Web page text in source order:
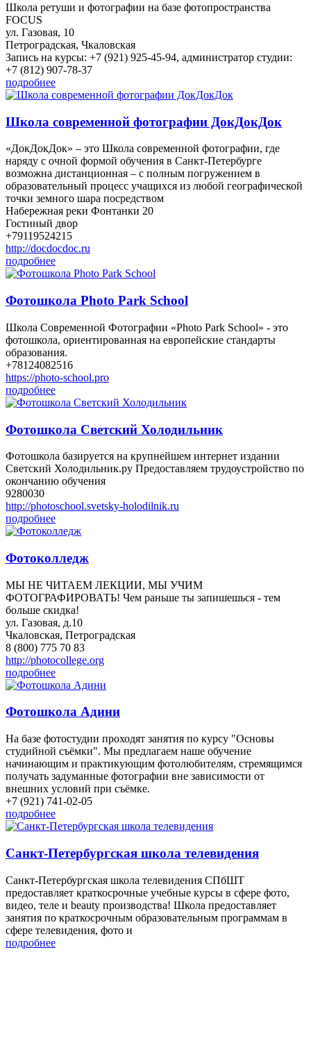
Школа ретуши и фотографии на базе фотопространства
FOCUS
ул. Газовая, 10
Петроградская, Чкаловская
Запись на курсы: +7 (921) 925-45-94, администратор студии:
+7 (812) 907-78-37
подробнее
Школа современной фотографии ДокДокДок
«ДокДокДок» – это Школа современной фотографии, где
наряду с очной формой обучения в Санкт-Петербурге
возможна дистанционная – с полным погружением в
образовательный процесс учащихся из любой географической
точки земного шара посредством
Набережная реки Фонтанки 20
Гостиный двор
+79119524215
http://docdocdoc.ru
подробнее
Фотошкола Photo Park School
Школа Современной Фотографии «Photo Park School» - это
фотошкола, ориентированная на европейские стандарты
образования.
+78124082516
https://photo-school.pro
подробнее
Фотошкола Светский Холодильник
Фотошкола базируется на крупнейшем интернет издании
Светский Холодильник.ру Предоставляем трудоустройство по
окончанию обучения
9280030
http://photoschool.svetsky-holodilnik.ru
подробнее
Фотоколледж
МЫ НЕ ЧИТАЕМ ЛЕКЦИИ, МЫ УЧИМ
ФОТОГРАФИРОВАТЬ! Чем раньше ты запишешься - тем
больше скидка!
ул. Газовая, д.10
Чкаловская, Петроградская
8 (800) 775 70 83
http://photocollege.org
подробнее
Фотошкола Адини
На базе фотостудии проходят занятия по курсу "Основы
студийной съёмки". Мы предлагаем наше обучение
начинающим и практикующим фотолюбителям, стремящимся
получать задуманные фотографии вне зависимости от
внешних условий при съёмке.
+7 (921) 741-02-05
подробнее
Санкт-Петербургская школа телевидения
Санкт-Петербургская школа телевидения СПбШТ
предоставляет краткосрочные учебные курсы в сфере фото,
видео, теле и beauty производства! Школа предоставляет
занятия по краткосрочным образовательным программам в
сфере телевидения, фото и
подробнее